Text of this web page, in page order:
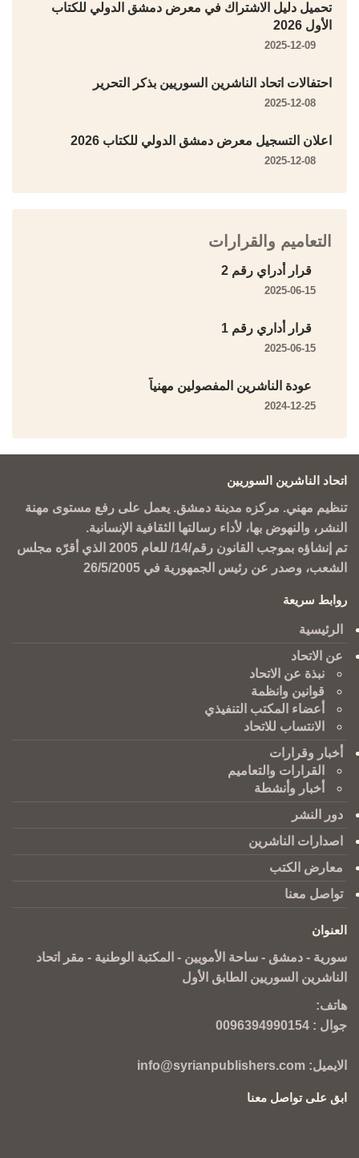
تحميل دليل الاشتراك في معرض دمشق الدولي للكتاب
الأول 2026
2025-12-09
احتفالات اتحاد الناشرين السوريين بذكر التحرير
2025-12-08
اعلان التسجيل معرض دمشق الدولي للكتاب 2026
2025-12-08
التعاميم والقرارات
قرار أدراي رقم 2
2025-06-15
قرار أداري رقم 1
2025-06-15
عودة الناشرين المفصولين مهنياً
2024-12-25
اتحاد الناشرين السوريين
تنظيم مهني. مركزه مدينة دمشق. يعمل على رفع مستوى مهنة
النشر، والنهوض بها، لأداء رسالتها الثقافية الإنسانية.
تم إنشاؤه بموجب القانون رقم/14/ للعام 2005 الذي أقرّه مجلس
الشعب، وصدر عن رئيس الجمهورية في 26/5/2005
روابط سريعة
الرئيسية
عن الاتحاد
نبذة عن الاتحاد
قوانين وانظمة
أعضاء المكتب التنفيذي
الانتساب للاتحاد
أخبار وقرارات
القرارات والتعاميم
أخبار وأنشطة
دور النشر
اصدارات الناشرين
معارض الكتب
تواصل معنا
العنوان
سورية - دمشق - ساحة الأمويين - المكتبة الوطنية - مقر اتحاد
الناشرين السوريين الطابق الأول
هاتف:
جوال : 0096394990154
الايميل: info@syrianpublishers.com
ابق على تواصل معنا